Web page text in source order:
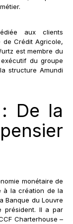
aux clients
Crédit Agricole,
est membre du
du groupe
structure Amundi
De la
monétaire de
à la création de la
Banque du Louvre
président. Il a par
Charterhouse –